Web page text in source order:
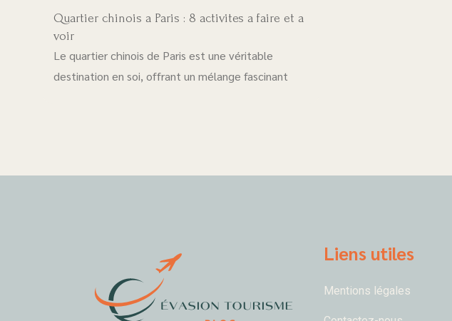
Quartier chinois a Paris : 8 activites a faire et a
voir
Le quartier chinois de Paris est une véritable
destination en soi, offrant un mélange fascinant
Liens utiles
Mentions légales